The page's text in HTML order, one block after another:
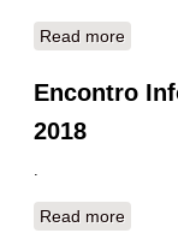
Read moreabout
Encontro
2018
Read moreabout